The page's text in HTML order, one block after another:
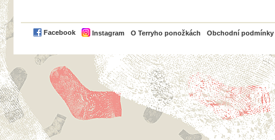
Facebook Instagram O Terryho ponožkách Obchodní podmínky
PayPal